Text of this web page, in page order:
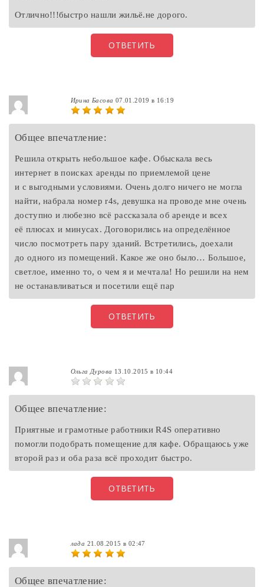
Отлично!!!быстро нашли жильё.не дорого.
ОТВЕТИТЬ
Ирина Басова 07.01.2019 в 16:19
Общее впечатление:
Решила открыть небольшое кафе. Обыскала весь
интернет в поисках аренды по приемлемой цене
и с выгодными условиями. Очень долго ничего не могла
найти, набрала номер r4s, девушка на проводе мне очень
доступно и любезно всё рассказала об аренде и всех
её плюсах и минусах. Договорились на определённое
число посмотреть пару зданий. Встретились, доехали
до одного из помещений. Какое же оно было… Большое,
светлое, именно то, о чем я и мечтала! Но решили на нем
не останавливаться и посетили ещё пар
ОТВЕТИТЬ
Ольга Дурова 13.10.2015 в 10:44
Общее впечатление:
Приятные и грамотные работники R4S оперативно
помогли подобрать помещение для кафе. Обращаюсь уже
второй раз и оба раза всё проходит быстро.
ОТВЕТИТЬ
лада 21.08.2015 в 02:47
Общее впечатление: